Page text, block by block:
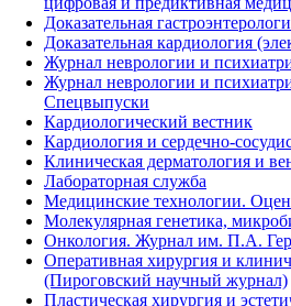
Доказательная
Доказательная кардиология
Журнал неврологии и
Журнал неврологии и
Спецвыпуски
Кардиологический вестник
Кардиология и сердечно-
Клиническая дерматология и
Лабораторная служба
Медицинские технологии.
Молекулярная генетика,
Онкология. Журнал им. П.А.
Оперативная хирургия и
(Пироговский научный журнал)
Пластическая хирургия и